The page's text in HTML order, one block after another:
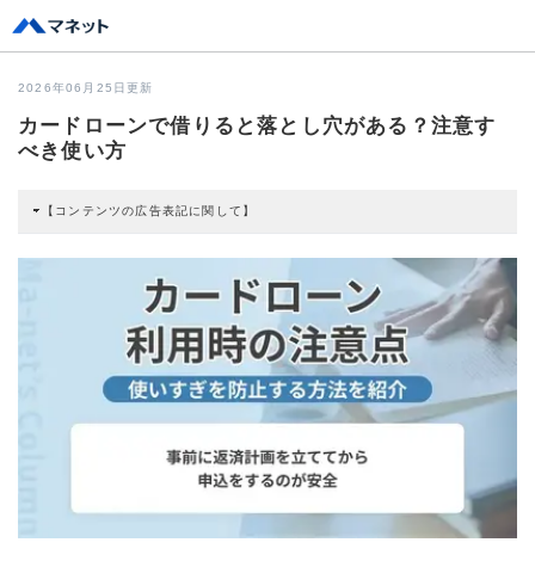
2026年06月25日更新
カードローンで借りると落とし穴がある？注意す
べき使い方
【コンテンツの広告表記に関して】
すると弊社に対して企業から紹介報酬が支払われるという収益モデルです。 た
だし、特定の商品を根拠なくPRするものではなく、当編集部の調査／ユーザー
への口コミ収集などに基づき、公平性を担保した情報提供を行っています。